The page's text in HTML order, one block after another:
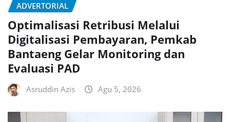
ADVERTORIAL
Optimalisasi Retribusi Melalui
Digitalisasi Pembayaran, Pemkab
Bantaeng Gelar Monitoring dan
Evaluasi PAD
Asruddin Azis Agu 5, 2026